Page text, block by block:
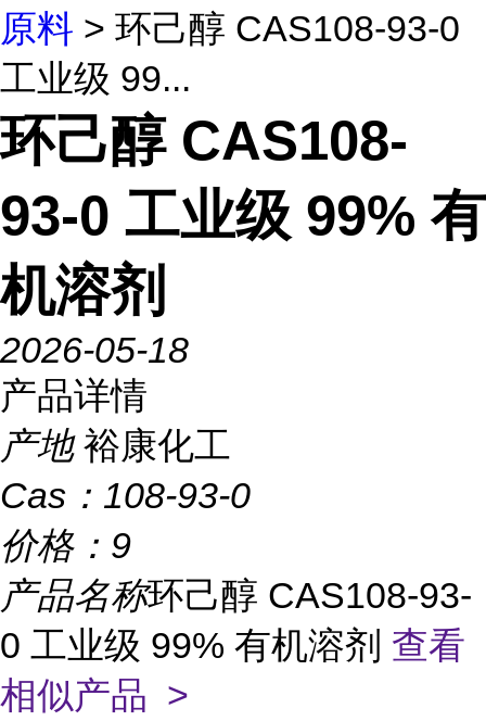
原料 > 环己醇 CAS108-93-0
工业级 99...
环己醇 CAS108-
93-0 工业级 99% 有
机溶剂
2026-05-18
产品详情
产地 裕康化工
Cas： 108-93-0
价格： 9
产品名称环己醇 CAS108-93-
0 工业级 99% 有机溶剂 查看
相似产品 >